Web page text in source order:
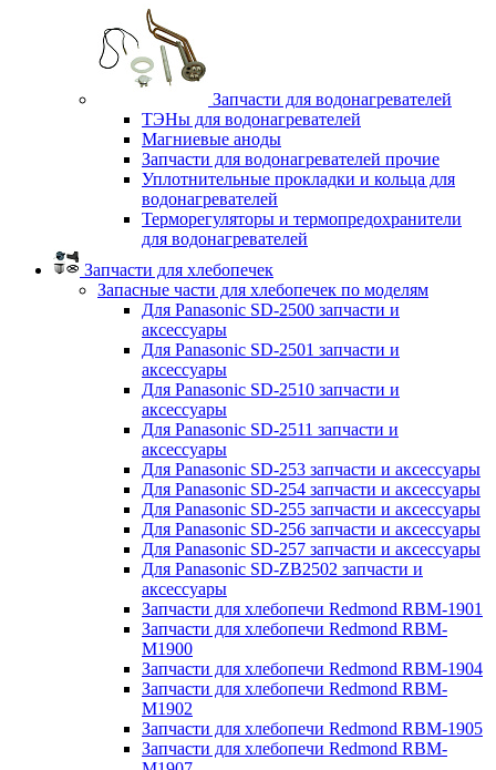
Запчасти для водонагревателей
ТЭНы для водонагревателей
Магниевые аноды
Запчасти для водонагревателей прочие
Уплотнительные прокладки и кольца для
водонагревателей
Терморегуляторы и термопредохранители
для водонагревателей
Запчасти для хлебопечек
Запасные части для хлебопечек по моделям
Для Panasonic SD-2500 запчасти и
аксессуары
Для Panasonic SD-2501 запчасти и
аксессуары
Для Panasonic SD-2510 запчасти и
аксессуары
Для Panasonic SD-2511 запчасти и
аксессуары
Для Panasonic SD-253 запчасти и аксессуары
Для Panasonic SD-254 запчасти и аксессуары
Для Panasonic SD-255 запчасти и аксессуары
Для Panasonic SD-256 запчасти и аксессуары
Для Panasonic SD-257 запчасти и аксессуары
Для Panasonic SD-ZB2502 запчасти и
аксессуары
Запчасти для хлебопечи Redmond RBM-1901
Запчасти для хлебопечи Redmond RBM-
M1900
Запчасти для хлебопечи Redmond RBM-1904
Запчасти для хлебопечи Redmond RBM-
M1902
Запчасти для хлебопечи Redmond RBM-1905
Запчасти для хлебопечи Redmond RBM-